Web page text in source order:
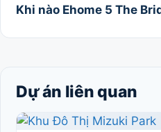
Khi nào Ehome 5 The
Dự án liên quan